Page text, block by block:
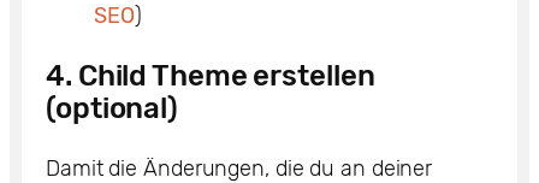
SEO)
4. Child Theme erstellen
(optional)
Damit die Änderungen, die du an deiner